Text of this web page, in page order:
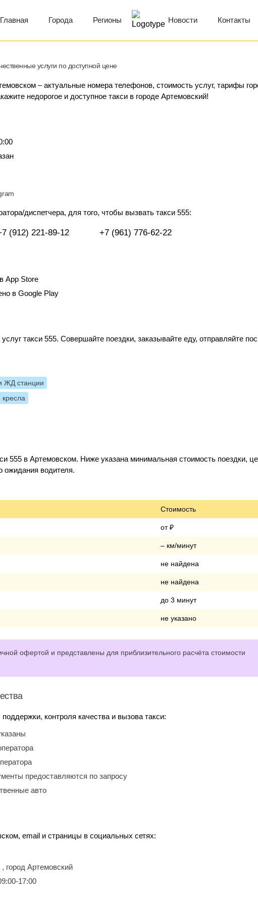
Главная Города Регионы Новости Контакты
услуги по доступной цене
– актуальные номера телефонов, стоимость услуг, тарифы
недорогое и доступное такси в городе Артемовский!
диспетчера, для того, чтобы вызвать такси 555:
(912) 221-89-12 +7 (961) 776-62-22
App Store
в Google Play
такси 555. Совершайте поездки, заказывайте еду, отправляйте
ЖД станции
555 в Артемовском. Ниже указана минимальная стоимость поездки,
ожидания водителя.
Стоимость
от ₽
– км/минут
не найдена
не найдена
до 3 минут
не указано
офертой и представлены для приблизительного расчёта стоимости
контроля качества и вызова такси:
предоставляются по запросу
авто
email и страницы в социальных сетях:
, город Артемовский
17:00